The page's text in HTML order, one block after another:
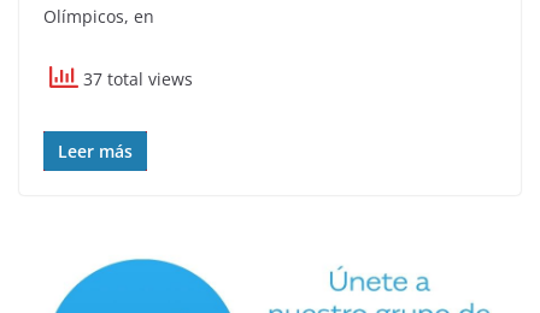
Olímpicos, en
37 total views
Leer más